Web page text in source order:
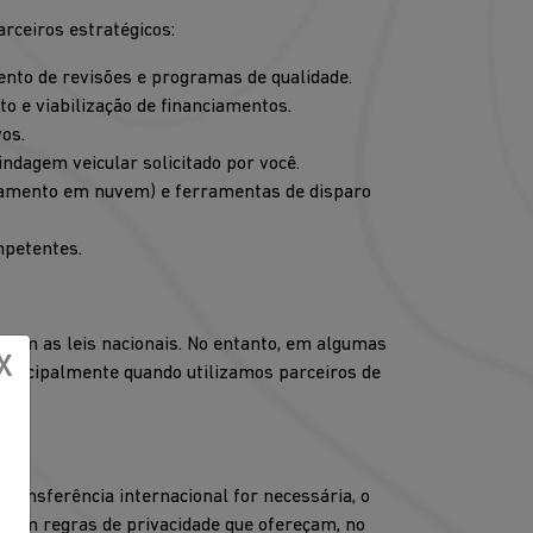
estratégicos:
de revisões e programas de qualidade.
e viabilização de financiamentos.
veicular solicitado por você.
em nuvem) e ferramentas de disparo
as leis nacionais. No entanto, em algumas
quando utilizamos parceiros de
internacional for necessária, o
regras de privacidade que ofereçam, no